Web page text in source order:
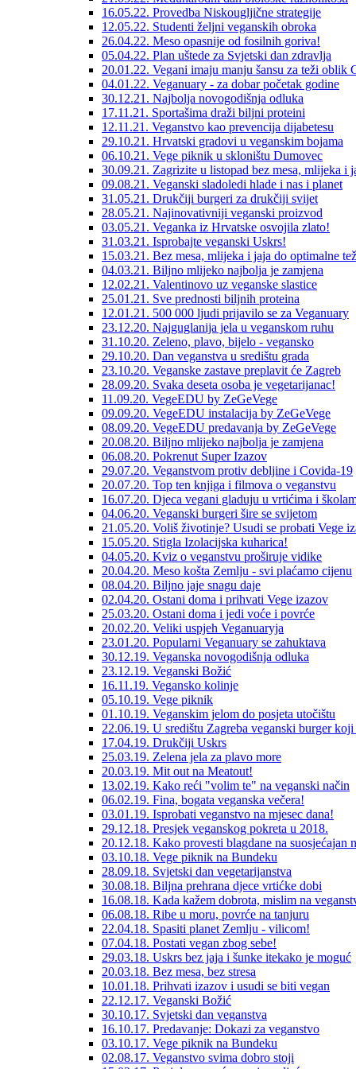
16.05.22. Provedba Niskougljične strategije
12.05.22. Studenti željni veganskih obroka
26.04.22. Meso opasnije od fosilnih goriva!
05.04.22. Plan uštede za Svjetski dan zdravlja
20.01.22. Vegani imaju manju šansu za teži oblik
04.01.22. Veganuary - za dobar početak godine
30.12.21. Najbolja novogodišnja odluka
17.11.21. Sportašima draži biljni proteini
12.11.21. Veganstvo kao prevencija dijabetesu
29.10.21. Hrvatski gradovi u veganskim bojama
06.10.21. Vege piknik u skloništu Dumovec
30.09.21. Zagrizite u listopad bez mesa, mlijeka i
09.08.21. Veganski sladoledi hlade i nas i planet
31.05.21. Drukčiji burgeri za drukčiji svijet
28.05.21. Najinovativniji veganski proizvod
03.05.21. Veganka iz Hrvatske osvojila zlato!
31.03.21. Isprobajte veganski Uskrs!
15.03.21. Bez mesa, mlijeka i jaja do optimalne
04.03.21. Biljno mlijeko najbolja je zamjena
12.02.21. Valentinovo uz veganske slastice
25.01.21. Sve prednosti biljnih proteina
12.01.21. 500 000 ljudi prijavilo se za Veganuary
23.12.20. Najguglanija jela u veganskom ruhu
31.10.20. Zeleno, plavo, bijelo - vegansko
29.10.20. Dan veganstva u središtu grada
23.10.20. Veganske zastave preplavit će Zagreb
28.09.20. Svaka deseta osoba je vegetarijanac!
11.09.20. VegeEDU by ZeGeVege
09.09.20. VegeEDU instalacija by ZeGeVege
08.09.20. VegeEDU predavanja by ZeGeVege
20.08.20. Biljno mlijeko najbolja je zamjena
06.08.20. Pokrenut Super Izazov
29.07.20. Veganstvom protiv debljine i Covida-19
20.07.20. Top ten knjiga i filmova o veganstvu
16.07.20. Djeca vegani gladuju u vrtićima i
04.06.20. Veganski burgeri šire se svijetom
21.05.20. Voliš životinje? Usudi se probati Vege
15.05.20. Stigla Izolacijska kuharica!
04.05.20. Kviz o veganstvu proširuje vidike
20.04.20. Meso košta Zemlju - svi plaćamo cijenu
08.04.20. Biljno jaje snagu daje
02.04.20. Ostani doma i prihvati Vege izazov
25.03.20. Ostani doma i jedi voće i povrće
20.02.20. Veliki uspjeh Veganuaryja
23.01.20. Popularni Veganuary se zahuktava
30.12.19. Veganska novogodišnja odluka
23.12.19. Veganski Božić
16.11.19. Vegansko kolinje
05.10.19. Vege piknik
01.10.19. Veganskim jelom do posjeta utočištu
22.06.19. U središtu Zagreba veganski burger
17.04.19. Drukčiji Uskrs
25.03.19. Zelena jela za plavo more
20.03.19. Mit out na Meatout!
13.02.19. Kako reći "volim te" na veganski način
06.02.19. Fina, bogata veganska večera!
03.01.19. Isprobati veganstvo na mjesec dana!
29.12.18. Presjek veganskog pokreta u 2018.
20.12.18. Kako provesti blagdane na suosjećajan
03.10.18. Vege piknik na Bundeku
28.09.18. Svjetski dan vegetarijanstva
30.08.18. Biljna prehrana djece vrtićke dobi
16.08.18. Kada kažem dobrota, mislim na
06.08.18. Ribe u moru, povrće na tanjuru
22.04.18. Spasiti planet Zemlju - vilicom!
07.04.18. Postati vegan zbog sebe!
29.03.18. Uskrs bez jaja i šunke itekako je moguć
20.03.18. Bez mesa, bez stresa
10.01.18. Prihvati izazov i usudi se biti vegan
22.12.17. Veganski Božić
30.10.17. Svjetski dan veganstva
16.10.17. Predavanje: Dokazi za veganstvo
03.10.17. Vege piknik na Bundeku
02.08.17. Veganstvo svima dobro stoji